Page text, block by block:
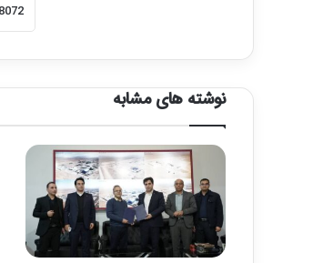
نوشته های مشابه